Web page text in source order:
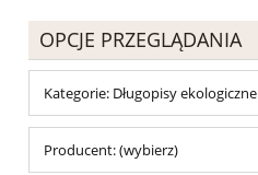
OPCJE PRZEGLĄDANIA
Kategorie: Długopisy ekologiczne
Producent: (wybierz)